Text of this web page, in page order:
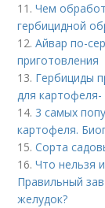
11.Чем
гербицидной
12.Айвар по-
приготовления
13. Гербициды
для картофеля-
14. 3 самых
картофеля.
15.Сорта
16.Что нельзя
Правильный
желудок?